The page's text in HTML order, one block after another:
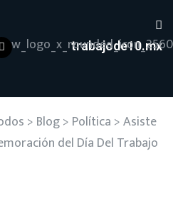
trabajode10.mx
> Blog> Política >Asiste
del Día Del Trabajo